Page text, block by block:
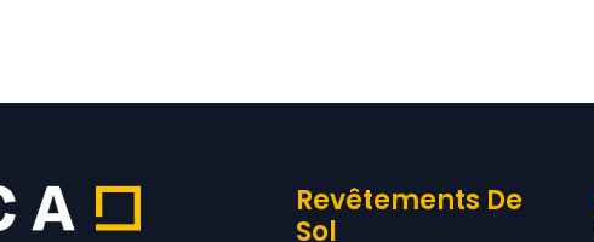
Revêtements De
Sol